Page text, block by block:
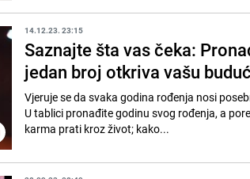
14.12.23. 23:15
Saznajte šta vas čeka:
jedan broj otkriva vašu
Vjeruje se da svaka godina rođenja nosi
U tablici pronađite godinu svog rođenja, a
karma prati kroz život; kako...